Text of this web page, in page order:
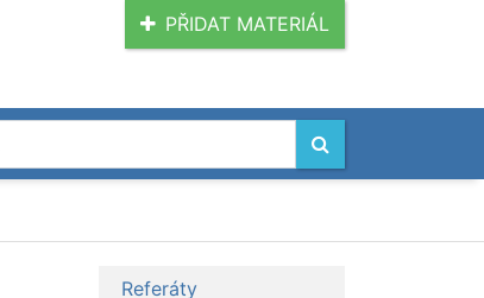
PŘIDAT MATERIÁL
Referáty